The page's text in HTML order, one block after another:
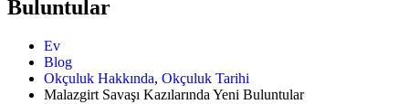
Buluntular
Ev
Blog
Okçuluk Hakkında, Okçuluk Tarihi
Malazgirt Savaşı Kazılarında Yeni Buluntular